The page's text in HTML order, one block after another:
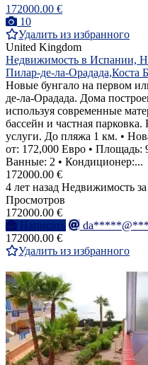
172000.00 €
10
Удалить из избранного
United Kingdom
Недвижимость в Испании,
Пилар-де-ла-Орадада,Коста
Новые бунгало на первом
де-ла-Орадада. Дома
используя современные
бассейн и частная
услуги. До пляжа 1 км. •
от: 172,000 Евро • Площадь:
Ванные: 2 • Кондиционер:...
172000.00 €
4 лет назад Недвижимость
Просмотров
172000.00 €
Написать
172000.00 €
Удалить из избранного